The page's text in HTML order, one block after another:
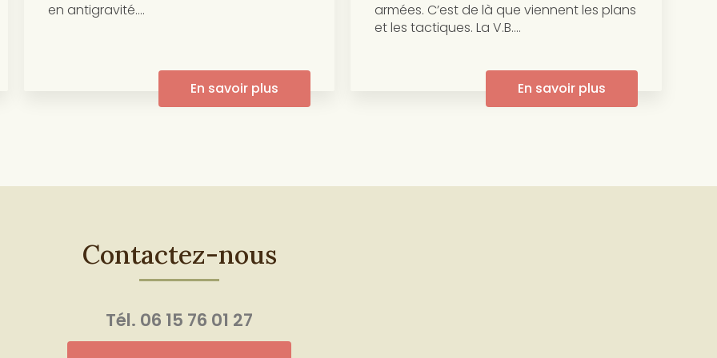
en antigravité....
En savoir plus
armées. C’est de là que viennent les plans
et les tactiques. La V.B....
En savoir plus
Contactez-nous
Tél. 06 15 76 01 27